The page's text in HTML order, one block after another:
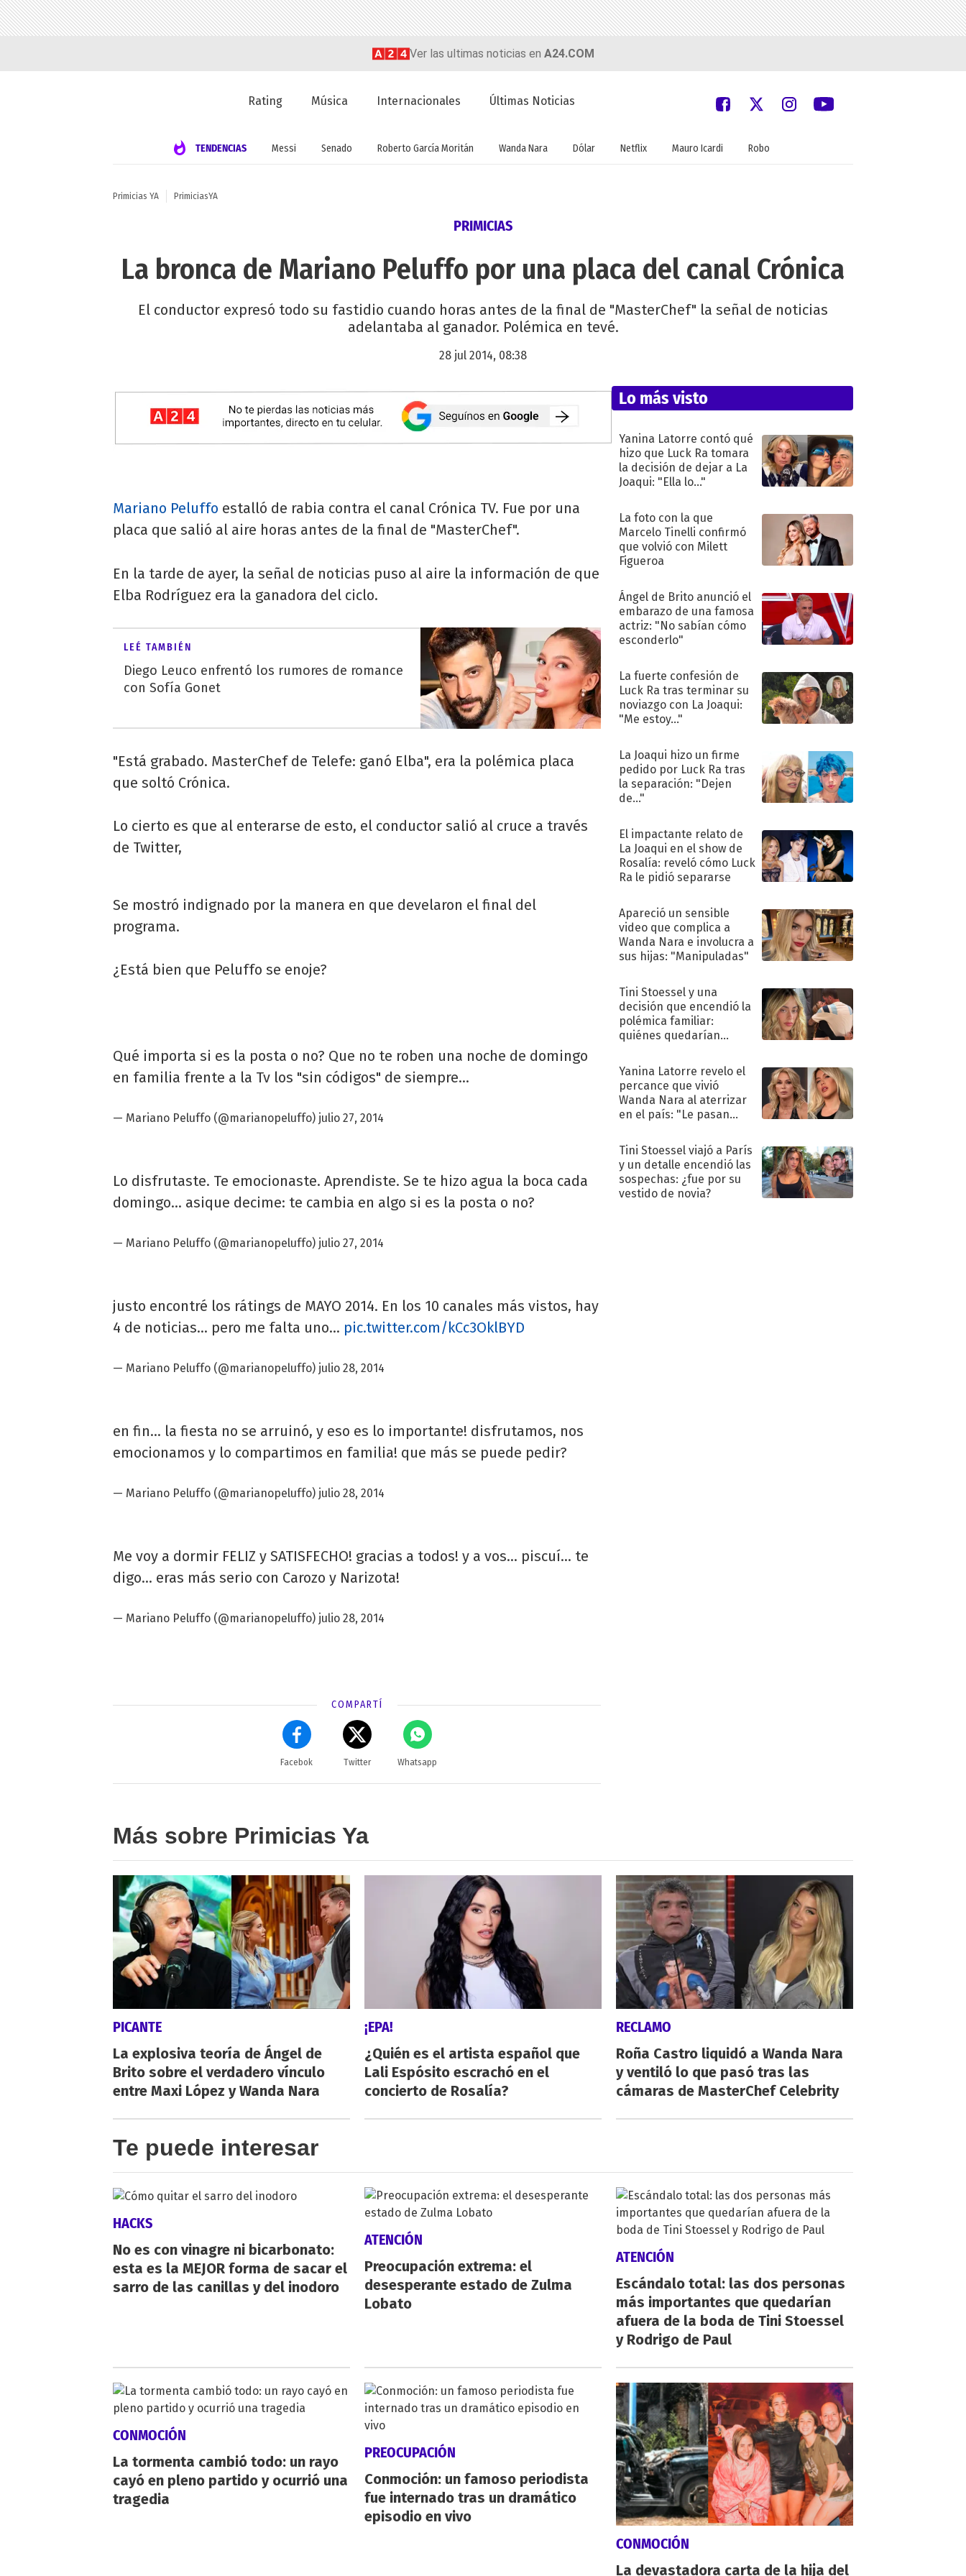
Ver las ultimas noticias en A24.COM
Rating Música Internacionales Últimas Noticias
TENDENCIAS Messi Senado Roberto García Moritán Wanda Nara Dólar Netflix Mauro Icardi Robo
Primicias YA PrimiciasYA
PRIMICIAS
La bronca de Mariano Peluffo por una placa del canal Crónica
El conductor expresó todo su fastidio cuando horas antes de la final de "MasterChef" la señal de noticias
adelantaba al ganador. Polémica en tevé.
28 jul 2014, 08:38
Mariano Peluffo estalló de rabia contra el canal Crónica TV. Fue por una
placa que salió al aire horas antes de la final de "MasterChef".
En la tarde de ayer, la señal de noticias puso al aire la información de que
Elba Rodríguez era la ganadora del ciclo.
LEÉ TAMBIÉN
Diego Leuco enfrentó los rumores de romance
con Sofía Gonet
"Está grabado. MasterChef de Telefe: ganó Elba", era la polémica placa
que soltó Crónica.
Lo cierto es que al enterarse de esto, el conductor salió al cruce a través
de Twitter,
Se mostró indignado por la manera en que develaron el final del
programa.
¿Está bien que Peluffo se enoje?
Qué importa si es la posta o no? Que no te roben una noche de domingo
en familia frente a la Tv los "sin códigos" de siempre...
— Mariano Peluffo (@marianopeluffo) julio 27, 2014
Lo disfrutaste. Te emocionaste. Aprendiste. Se te hizo agua la boca cada
domingo... asique decime: te cambia en algo si es la posta o no?
— Mariano Peluffo (@marianopeluffo) julio 27, 2014
justo encontré los rátings de MAYO 2014. En los 10 canales más vistos, hay
4 de noticias... pero me falta uno... pic.twitter.com/kCc3OklBYD
— Mariano Peluffo (@marianopeluffo) julio 28, 2014
en fin... la fiesta no se arruinó, y eso es lo importante! disfrutamos, nos
emocionamos y lo compartimos en familia! que más se puede pedir?
— Mariano Peluffo (@marianopeluffo) julio 28, 2014
Me voy a dormir FELIZ y SATISFECHO! gracias a todos! y a vos... piscuí... te
digo... eras más serio con Carozo y Narizota!
— Mariano Peluffo (@marianopeluffo) julio 28, 2014
COMPARTÍ
Facebok Twitter Whatsapp
Lo más visto
Yanina Latorre contó qué
hizo que Luck Ra tomara
la decisión de dejar a La
Joaqui: "Ella lo..."
La foto con la que
Marcelo Tinelli confirmó
que volvió con Milett
Figueroa
Ángel de Brito anunció el
embarazo de una famosa
actriz: "No sabían cómo
esconderlo"
La fuerte confesión de
Luck Ra tras terminar su
noviazgo con La Joaqui:
"Me estoy..."
La Joaqui hizo un firme
pedido por Luck Ra tras
la separación: "Dejen
de..."
El impactante relato de
La Joaqui en el show de
Rosalía: reveló cómo Luck
Ra le pidió separarse
Apareció un sensible
video que complica a
Wanda Nara e involucra a
sus hijas: "Manipuladas"
Tini Stoessel y una
decisión que encendió la
polémica familiar:
quiénes quedarían
Yanina Latorre revelo el
percance que vivió
Wanda Nara al aterrizar
en el país: "Le pasan
Tini Stoessel viajó a París
y un detalle encendió las
sospechas: ¿fue por su
vestido de novia?
Más sobre Primicias Ya
PICANTE
La explosiva teoría de Ángel de
Brito sobre el verdadero vínculo
entre Maxi López y Wanda Nara
¡EPA!
¿Quién es el artista español que
Lali Espósito escrachó en el
concierto de Rosalía?
RECLAMO
Roña Castro liquidó a Wanda Nara
y ventiló lo que pasó tras las
cámaras de MasterChef Celebrity
Te puede interesar
HACKS
No es con vinagre ni bicarbonato:
esta es la MEJOR forma de sacar el
sarro de las canillas y del inodoro
ATENCIÓN
Preocupación extrema: el
desesperante estado de Zulma
Lobato
ATENCIÓN
Escándalo total: las dos personas
más importantes que quedarían
afuera de la boda de Tini Stoessel
y Rodrigo de Paul
CONMOCIÓN
La tormenta cambió todo: un rayo
cayó en pleno partido y ocurrió una
tragedia
PREOCUPACIÓN
Conmoción: un famoso periodista
fue internado tras un dramático
episodio en vivo
CONMOCIÓN
La devastadora carta de la hija del